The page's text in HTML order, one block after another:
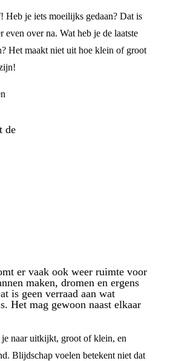
Heb je iets moeilijks gedaan? Dat is
even over na. Wat heb je de laatste
Het maakt niet uit hoe klein of groot
de
er vaak ook weer ruimte voor
maken, dromen en ergens
is geen verraad aan wat
Het mag gewoon naast elkaar
naar uitkijkt, groot of klein, en
Blijdschap voelen betekent niet dat